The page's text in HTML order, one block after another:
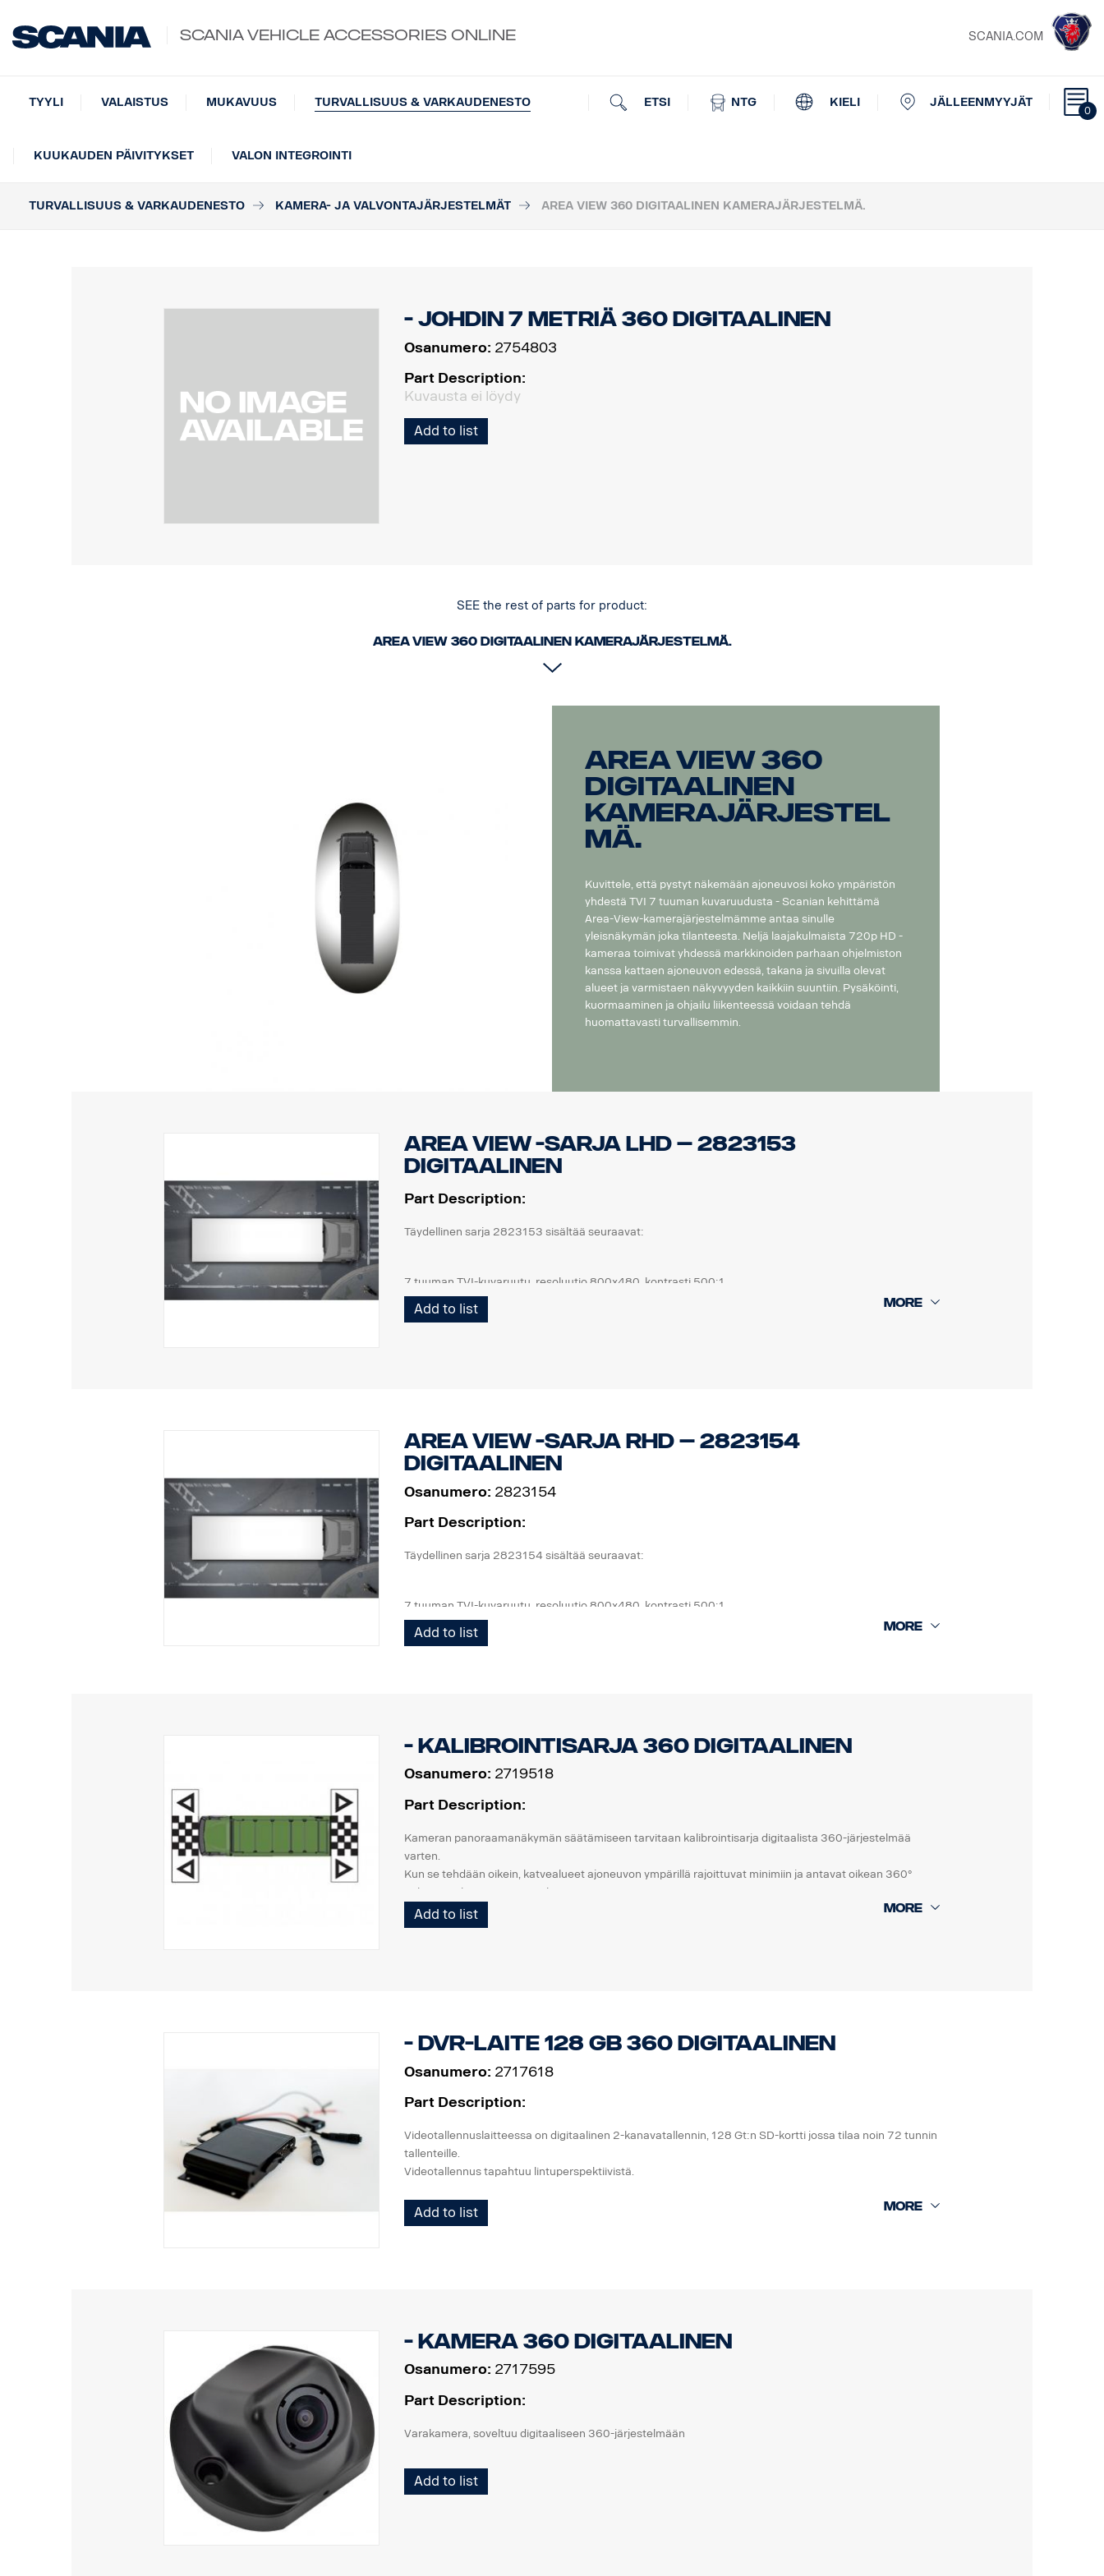
SCANIA VEHICLE ACCESSORIES ONLINE SCANIA.COM
0
ETSI NTG KIELI JÄLLEENMYYJÄT
TYYLI VALAISTUS MUKAVUUS TURVALLISUUS & VARKAUDENESTO
KUUKAUDEN PÄIVITYKSET VALON INTEGROINTI
TURVALLISUUS & VARKAUDENESTO KAMERA- JA VALVONTAJÄRJESTELMÄT AREA VIEW 360 DIGITAALINEN KAMERAJÄRJESTELMÄ.
- Johdin 7 metriä 360 Digitaalinen
Osanumero: 2754803
Part Description:
Kuvausta ei löydy
Add to list
SEE the rest of parts for product:
Area View 360 Digitaalinen kamerajärjestelmä.
Area View 360
Digitaalinen
kamerajärjestel
mä.
Kuvittele, että pystyt näkemään ajoneuvosi koko ympäristön
yhdestä TVI 7 tuuman kuvaruudusta - Scanian kehittämä
Area-View-kamerajärjestelmämme antaa sinulle
yleisnäkymän joka tilanteesta. Neljä laajakulmaista 720p HD -
kameraa toimivat yhdessä markkinoiden parhaan ohjelmiston
kanssa kattaen ajoneuvon edessä, takana ja sivuilla olevat
alueet ja varmistaen näkyvyyden kaikkiin suuntiin. Pysäköinti,
kuormaaminen ja ohjailu liikenteessä voidaan tehdä
huomattavasti turvallisemmin.
Area View -sarja LHD – 2823153
Digitaalinen
Part Description:
Täydellinen sarja 2823153 sisältää seuraavat:
7 tuuman TVI-kuvaruutu, resoluutio 800x480, kontrasti 500:1
4 kpl kameroita, IP69K, 1080 x 720p, 190,5° kuvakulma, 1 luksi.
Add to list
Area View -sarja RHD – 2823154
Digitaalinen
Osanumero: 2823154
Part Description:
Täydellinen sarja 2823154 sisältää seuraavat:
7 tuuman TVI-kuvaruutu, resoluutio 800x480, kontrasti 500:1
4 kpl kameroita, IP69K, 1080 x 720p, 190,5° kuvakulma, 1 luksi.
Add to list
- Kalibrointisarja 360 digitaalinen
Osanumero: 2719518
Part Description:
Kameran panoraamanäkymän säätämiseen tarvitaan kalibrointisarja digitaalista 360-järjestelmää
varten.
Kun se tehdään oikein, katvealueet ajoneuvon ympärillä rajoittuvat minimiin ja antavat oikean 360°
näkymän ajoneuvon ympäriltä.
Add to list
- DVR-laite 128 GB 360 Digitaalinen
Osanumero: 2717618
Part Description:
Videotallennuslaitteessa on digitaalinen 2-kanavatallennin, 128 Gt:n SD-kortti jossa tilaa noin 72 tunnin
tallenteille.
Videotallennus tapahtuu lintuperspektiivistä.
Tarkista, että tallennuslaitteet on sallittu työskentelymaasi lakien mukaan.
Add to list
- Kamera 360 digitaalinen
Osanumero: 2717595
Part Description:
Varakamera, soveltuu digitaaliseen 360-järjestelmään
Add to list